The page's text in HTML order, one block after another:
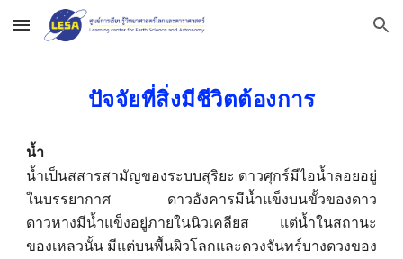
Skip to main content Skip to navigation
ปัจจัยที่สิ่งมีชีวิตต้องการ
น้ำ
น้ำเป็นสสารสามัญของระบบสุริยะ ดาวศุกร์มีไอน้ำลอยอยู่
ในบรรยากาศ ดาวอังคารมีน้ำแข็งบนขั้วของดาว
ดาวหางมีน้ำแข็งอยู่ภายในนิวเคลียส แต่น้ำในสถานะ
ของเหลวนั้น มีแต่บนพื้นผิวโลกและดวงจันทร์บางดวงของ